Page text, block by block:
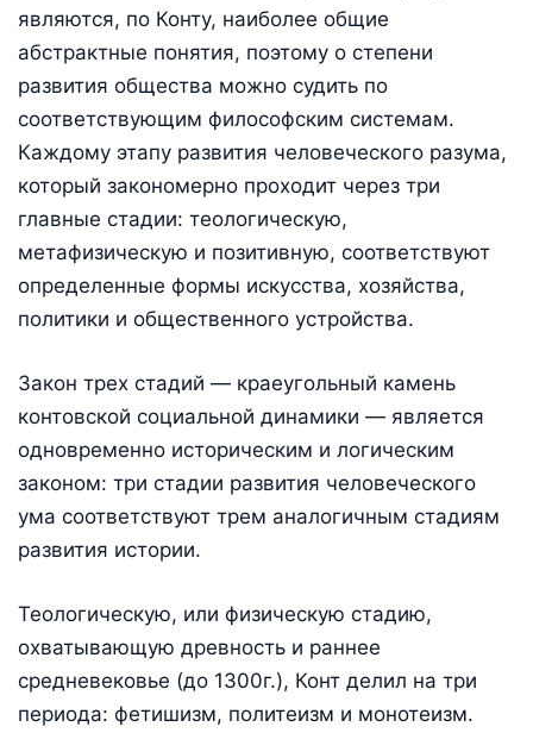
являются, по Конту, наиболее общие
абстрактные понятия, поэтому о степени
развития общества можно судить по
соответствующим философским системам.
Каждому этапу развития человеческого разума,
который закономерно проходит через три
главные стадии: теологическую,
метафизическую и позитивную, соответствуют
определенные формы искусства, хозяйства,
политики и общественного устройства.
Закон трех стадий — краеугольный камень
контовской социальной динамики — является
одновременно историческим и логическим
законом: три стадии развития человеческого
ума соответствуют трем аналогичным стадиям
развития истории.
Теологическую, или физическую стадию,
охватывающую древность и раннее
средневековье (до 1300г.), Конт делил на три
периода: фетишизм, политеизм и монотеизм.